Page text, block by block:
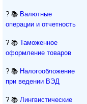
? 📚 Валютные
операции и отчетность
? 📚 Таможенное
оформление товаров
? 📚 Налогообложение
при ведении ВЭД
? 📚 Лингвистические